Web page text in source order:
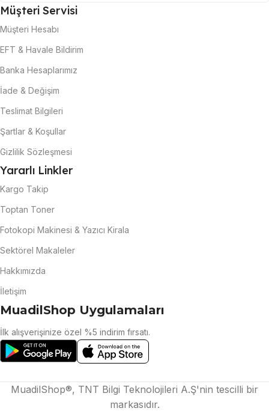
Müşteri Servisi
Müşteri Hesabı
EFT & Havale Bildirim
Banka Hesaplarımız
İade & Değişim
Teslimat Bilgileri
Şartlar & Koşullar
Gizlilik Sözleşmesi
Yararlı Linkler
Kargo Takip
Toptan Toner
Fotokopi Makinesi & Yazıcı Kirala
Sektörel Makaleler
Hakkımızda
İletişim
MuadilShop Uygulamaları
İlk alışverişinize özel %5 indirim fırsatı.
MuadilShop®, TNT Bilgi Teknolojileri A.Ş'nin tescilli bir
markasıdır.